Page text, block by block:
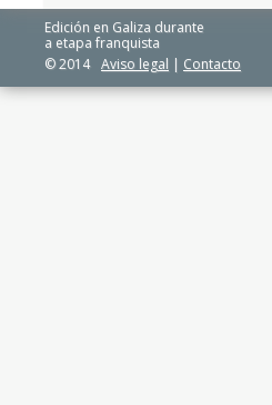
Edición en Galiza durante
a etapa franquista
© 2014 Aviso legal | Contacto